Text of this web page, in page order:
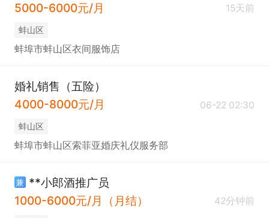
5000-6000元/月
15天前
蚌山区
蚌埠市蚌山区衣间服饰店
婚礼销售（五险）
4000-8000元/月
06-22 02:30
蚌山区
蚌埠市蚌山区索菲亚婚庆礼仪服务部
兼 **小郎酒推广员
1000-6000元/月（月结）
42分钟前